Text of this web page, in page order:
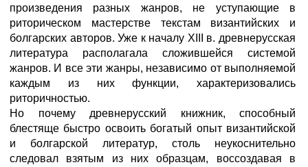
произведения разных жанров, не уступающие в
риторическом мастерстве текстам византийских и
болгарских авторов. Уже к началу XIII в. древнерусская
литература располагала сложившейся системой
жанров. И все эти жанры, независимо от выполняемой
каждым из них функции, характеризовались
риторичностью.
Но почему древнерусский книжник, способный
блестяще быстро освоить богатый опыт византийской
и болгарской литератур, столь неукоснительно
следовал взятым из них образцам, воссоздавая в